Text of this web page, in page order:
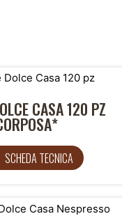
CASA 120 PZ
SCHEDA TECNICA